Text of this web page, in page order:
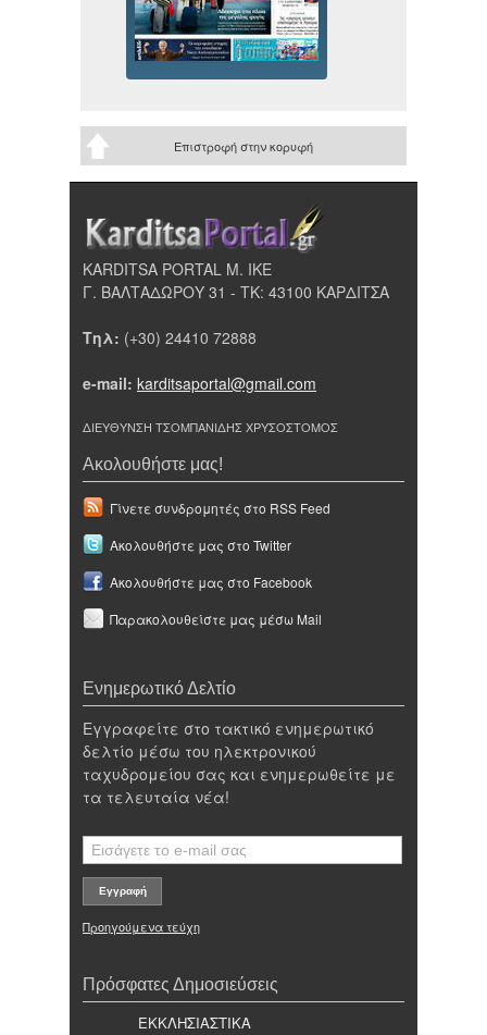
Επιστροφή στην κορυφή
KARDITSA PORTAL Μ. ΙΚΕ
Γ. ΒΑΛΤΑΔΩΡΟΥ 31 - ΤΚ: 43100 ΚΑΡΔΙΤΣΑ
Τηλ: (+30) 24410 72888
e-mail: karditsaportal@gmail.com
ΔΙΕΥΘΥΝΣΗ ΤΣΟΜΠΑΝΙΔΗΣ ΧΡΥΣΟΣΤΟΜΟΣ
Ακολουθήστε μας!
Γίνετε συνδρομητές στο RSS Feed
Ακολουθήστε μας στο Twitter
Ακολουθήστε μας στο Facebook
Παρακολουθείστε μας μέσω Mail
Ενημερωτικό Δελτίο
Εγγραφείτε στο τακτικό ενημερωτικό
δελτίο μέσω του ηλεκτρονικού
ταχυδρομείου σας και ενημερωθείτε με
τα τελευταία νέα!
Προηγούμενα τεύχη
Πρόσφατες Δημοσιεύσεις
ΕΚΚΛΗΣΙΑΣΤΙΚΑ